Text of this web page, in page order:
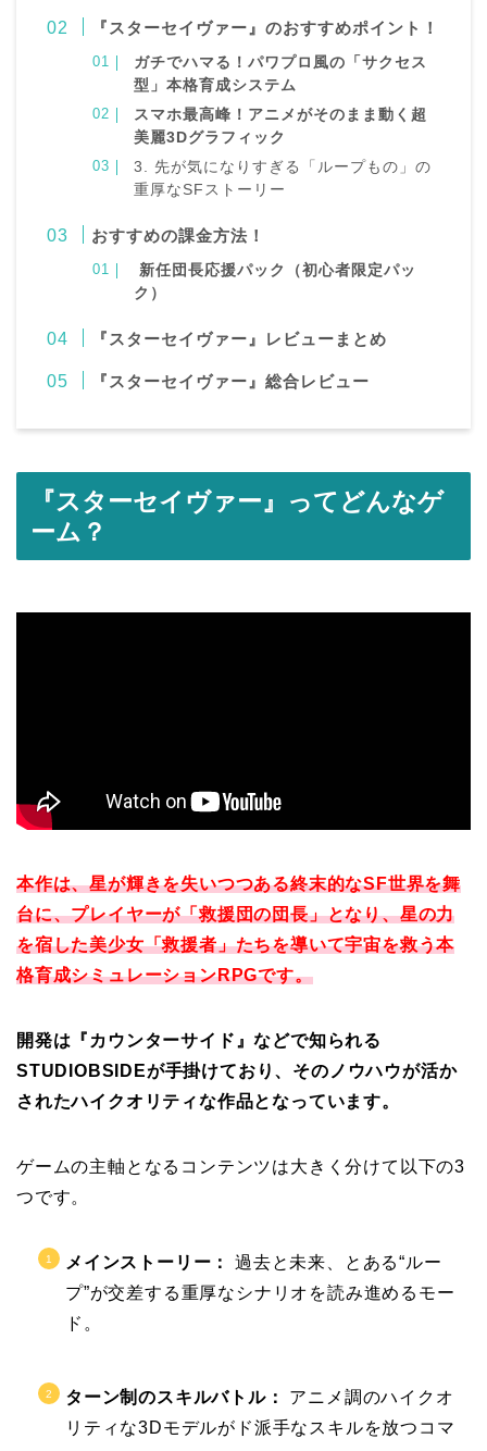
『スターセイヴァー』のおすすめポイント！
ガチでハマる！パワプロ風の「サクセス
型」本格育成システム
スマホ最高峰！アニメがそのまま動く超
美麗3Dグラフィック
3. 先が気になりすぎる「ループもの」の
重厚なSFストーリー
おすすめの課金方法！
新任団長応援パック（初心者限定パッ
ク）
『スターセイヴァー』レビューまとめ
『スターセイヴァー』総合レビュー
『スターセイヴァー』ってどんなゲ
ーム？
本作は、星が輝きを失いつつある終末的なSF世界を舞
台に、プレイヤーが「救援団の団長」となり、星の力
を宿した美少女「救援者」たちを導いて宇宙を救う本
格育成シミュレーションRPGです。
開発は『カウンターサイド』などで知られる
STUDIOBSIDEが手掛けており、そのノウハウが活か
されたハイクオリティな作品となっています。
ゲームの主軸となるコンテンツは大きく分けて以下の3
つです。
メインストーリー：
過去と未来、とある“ルー
プ”が交差する重厚なシナリオを読み進めるモー
ド。
ターン制のスキルバトル：
アニメ調のハイクオ
リティな3Dモデルがド派手なスキルを放つコマ